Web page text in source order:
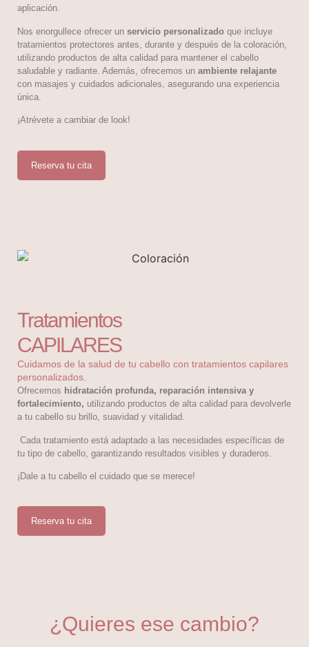
aplicación.
Nos enorgullece ofrecer un servicio personalizado que incluye
tratamientos protectores antes, durante y después de la coloración,
utilizando productos de alta calidad para mantener el cabello
saludable y radiante. Además, ofrecemos un ambiente relajante
con masajes y cuidados adicionales, asegurando una experiencia
única.
¡Atrévete a cambiar de look!
Reserva tu cita
Tratamientos
CAPILARES
Cuidamos de la salud de tu cabello con tratamientos capilares
personalizados.
Ofrecemos hidratación profunda, reparación intensiva y
fortalecimiento, utilizando productos de alta calidad para devolverle
a tu cabello su brillo, suavidad y vitalidad.
Cada tratamiento está adaptado a las necesidades específicas de
tu tipo de cabello, garantizando resultados visibles y duraderos.
¡Dale a tu cabello el cuidado que se merece!
Reserva tu cita
¿Quieres ese cambio?